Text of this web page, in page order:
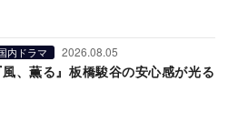
内ドラマ 2026.08.05
風、薫る』板橋駿谷の安心感が光る